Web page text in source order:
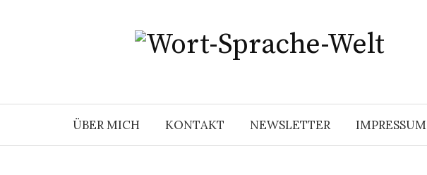
ÜBER MICH KONTAKT NEWSLETTER IMPRESSUM